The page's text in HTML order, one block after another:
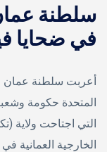
سلطنة
في ضحايا
أعربت سلطنة عمان
المتحدة حكومة
التي اجتاحت ولاية
الخارجية العمانية